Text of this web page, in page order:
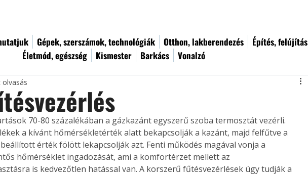
Gépek, szerszámok, technológiák Otthon, lakberendezés Építés, felújítás
Életmód, egészség
Kismester Barkács Vonalzó
olvasás
70-80 százalékában a gázkazánt egyszerű szoba termosztát vezérli.
a kívánt hőmérsékletérték alatt bekapcsolják a kazánt, majd felfűtve a
érték fölött lekapcsolják azt. Fenti működés magával vonja a
hőmérséklet ingadozását, ami a komfortérzet mellett az
is kedvezőtlen hatással van. A korszerű fűtésvezérlések úgy tudják a